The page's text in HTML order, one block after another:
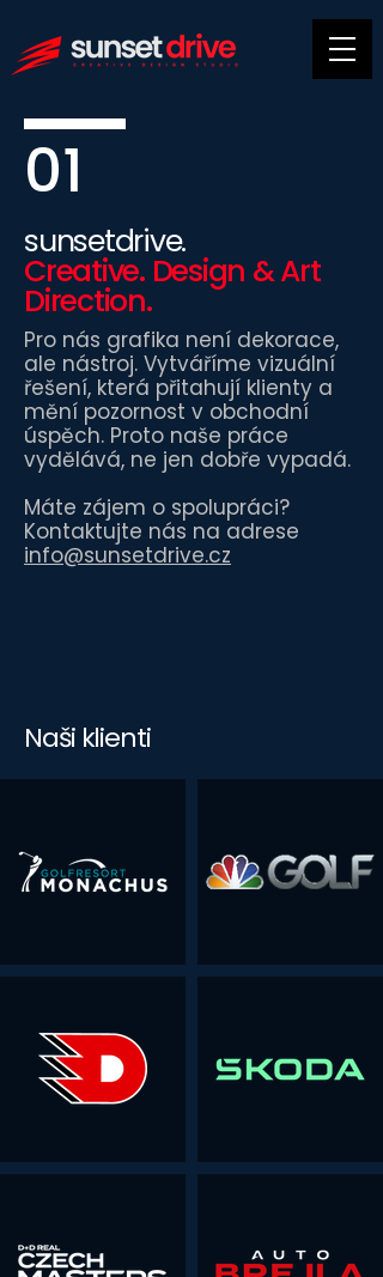
01
sunsetdrive.
Creative. Design & Art
Direction.
Pro nás grafika není dekorace,
ale nástroj. Vytváříme vizuální
řešení, která přitahují klienty a
mění pozornost v obchodní
úspěch. Proto naše práce
vydělává, ne jen dobře vypadá.
Máte zájem o spolupráci?
Kontaktujte nás na adrese
info@sunsetdrive.cz
Naši klienti